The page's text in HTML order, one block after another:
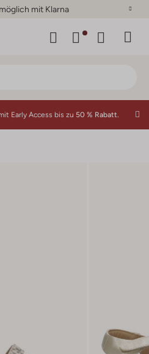
mit Klarna
Early Access bis zu 50 % Rabatt.